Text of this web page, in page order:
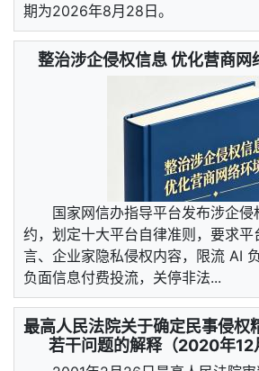
期为2026年8月28日。
整治涉企侵权信息 优化营商网
国家网信办指导平台发布涉企
约，划定十大平台自律准则，要求
言、企业家隐私侵权内容，限流 AI
负面信息付费投流，关停非法...
最高人民法院关于确定民事侵权
若干问题的解释（2020年12